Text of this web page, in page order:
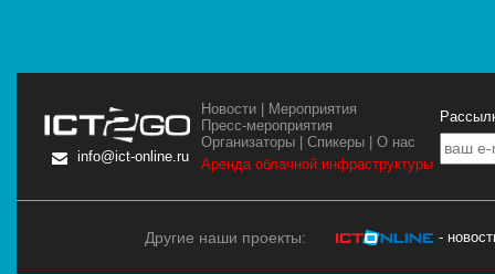
info@ict-online.ru
Новости | Мероприятия
Пресс-мероприятия
Организаторы |Спикеры |О нас
Аренда облачной инфраструктуры
Другие наши проекты: -